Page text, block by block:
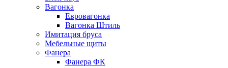
Вагонка
Евровагонка
Вагонка Штиль
Имитация бруса
Мебельные щиты
Фанера
Фанера ФК